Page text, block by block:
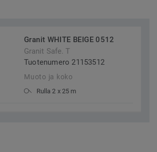
Granit WHITE BEIGE 0512
Granit Safe. T
Tuotenumero 21153512
Muoto ja koko
Rulla 2 x 25 m